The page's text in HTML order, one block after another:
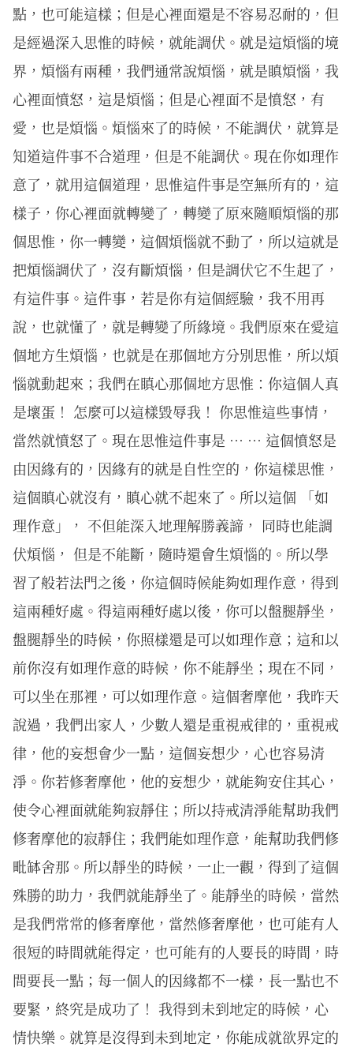
點，也可能這樣；但是心裡面還是不容易忍耐的，但
是經過深入思惟的時候，就能調伏。就是這煩惱的境
界，煩惱有兩種，我們通常說煩惱，就是瞋煩惱，我
心裡面憤怒，這是煩惱；但是心裡面不是憤怒，有
愛，也是煩惱。煩惱來了的時候，不能調伏，就算是
知道這件事不合道理，但是不能調伏。現在你如理作
意了，就用這個道理，思惟這件事是空無所有的，這
樣子，你心裡面就轉變了，轉變了原來隨順煩惱的那
個思惟，你一轉變，這個煩惱就不動了，所以這就是
把煩惱調伏了，沒有斷煩惱，但是調伏它不生起了，
有這件事。這件事，若是你有這個經驗，我不用再
說，也就懂了，就是轉變了所緣境。我們原來在愛這
個地方生煩惱，也就是在那個地方分別思惟，所以煩
惱就動起來；我們在瞋心那個地方思惟：你這個人真
是壞蛋！ 怎麼可以這樣毀辱我！ 你思惟這些事情，
當然就憤怒了。現在思惟這件事是 … … 這個憤怒是
由因緣有的，因緣有的就是自性空的，你這樣思惟，
這個瞋心就沒有，瞋心就不起來了。所以這個 「如
理作意」， 不但能深入地理解勝義諦， 同時也能調
伏煩惱， 但是不能斷，隨時還會生煩惱的。所以學
習了般若法門之後，你這個時候能夠如理作意，得到
這兩種好處。得這兩種好處以後，你可以盤腿靜坐，
盤腿靜坐的時候，你照樣還是可以如理作意；這和以
前你沒有如理作意的時候，你不能靜坐；現在不同，
可以坐在那裡，可以如理作意。這個奢摩他，我昨天
說過，我們出家人，少數人還是重視戒律的，重視戒
律，他的妄想會少一點，這個妄想少，心也容易清
淨。你若修奢摩他，他的妄想少，就能夠安住其心，
使令心裡面就能夠寂靜住；所以持戒清淨能幫助我們
修奢摩他的寂靜住；我們能如理作意，能幫助我們修
毗缽舍那。所以靜坐的時候，一止一觀，得到了這個
殊勝的助力，我們就能靜坐了。能靜坐的時候，當然
是我們常常的修奢摩他，當然修奢摩他，也可能有人
很短的時間就能得定，也可能有的人要長的時間，時
間要長一點；每一個人的因緣都不一樣，長一點也不
要緊，終究是成功了！ 我得到未到地定的時候，心
情快樂。就算是沒得到未到地定，你能成就欲界定的